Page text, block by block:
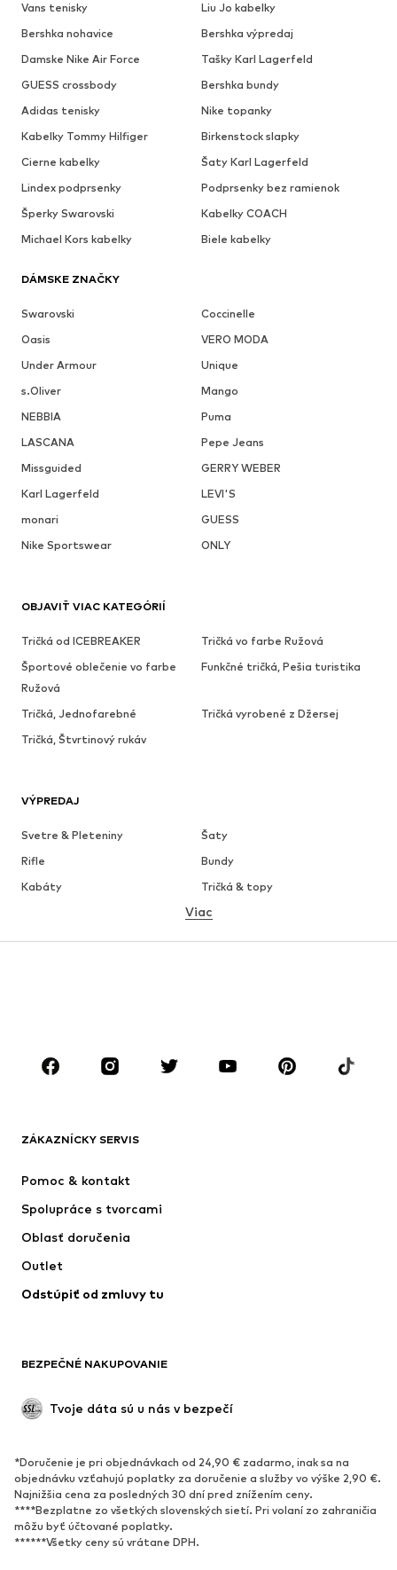
Vans tenisky
Liu Jo kabelky
Bershka nohavice
Bershka výpredaj
Damske Nike Air Force
Tašky Karl Lagerfeld
GUESS crossbody
Bershka bundy
Adidas tenisky
Nike topanky
Kabelky Tommy Hilfiger
Birkenstock slapky
Cierne kabelky
Šaty Karl Lagerfeld
Lindex podprsenky
Podprsenky bez ramienok
Šperky Swarovski
Kabelky COACH
Michael Kors kabelky
Biele kabelky
DÁMSKE ZNAČKY
Swarovski
Coccinelle
Oasis
VERO MODA
Under Armour
Unique
s.Oliver
Mango
NEBBIA
Puma
LASCANA
Pepe Jeans
Missguided
GERRY WEBER
Karl Lagerfeld
LEVI'S
monari
GUESS
Nike Sportswear
ONLY
VÝPREDAJ
Svetre & Pleteniny
Šaty
Rifle
Bundy
Kabáty
Tričká & topy
Bielizeň
Sukne
Blúzky & tuniky
Doplnky
Premium
Nové
Bundy
Bielizeň
Kabáty
Plavky
Upcyklácia
Nové
Obľúbené
Tenisky
Členkové čižmy
Topánky na vysokom podpätku
Sandále
Viac
ZÁKAZNÍCKY SERVIS
Pomoc & kontakt
Spolupráce s tvorcami
Oblasť doručenia
Outlet
Odstúpiť od zmluvy tu
BEZPEČNÉ NAKUPOVANIE
Tvoje dáta sú u nás v bezpečí
*Doručenie je pri objednávkach od 24,90 € zadarmo, inak sa na
objednávku vzťahujú poplatky za doručenie a služby vo výške 2,90 €.
Najnižšia cena za posledných 30 dní pred znížením ceny.
****Bezplatne zo všetkých slovenských sietí. Pri volaní zo zahraničia
môžu byť účtované poplatky.
******Všetky ceny sú vrátane DPH.
OBJAVIŤ VIAC KATEGÓRIÍ
Tričká od ICEBREAKER
Tričká vo farbe Ružová
Športové oblečenie vo farbe
Ružová
Funkčné tričká, Pešia turistika
Tričká, Jednofarebné
Tričká vyrobené z Džersej
Tričká, Štvrtinový rukáv